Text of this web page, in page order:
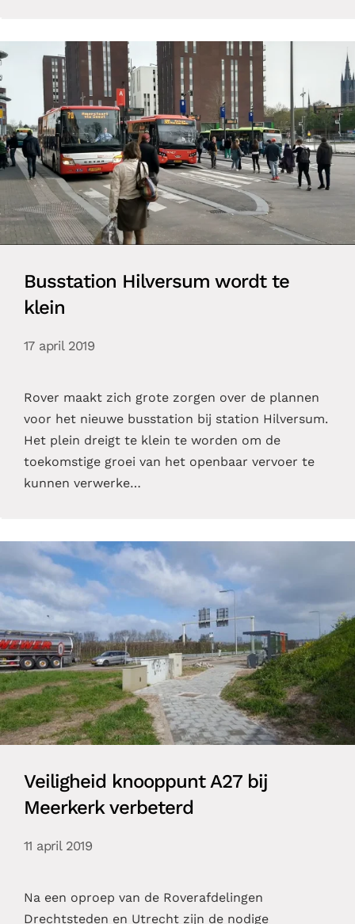
Busstation Hilversum wordt te
klein
17 april 2019
Rover maakt zich grote zorgen over de plannen
voor het nieuwe busstation bij station Hilversum.
Het plein dreigt te klein te worden om de
toekomstige groei van het openbaar vervoer te
kunnen verwerke…
Veiligheid knooppunt A27 bij
Meerkerk verbeterd
11 april 2019
Na een oproep van de Roverafdelingen
Drechtsteden en Utrecht zijn de nodige